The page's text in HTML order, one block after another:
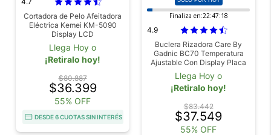
Cortadora de Pelo Afeitadora
Eléctrica Kemei KM-5090
Display LCD
Llega Hoy o
¡Retiralo hoy!
$80.887
$36.399
55% OFF
DESDE 6 CUOTAS SIN INTERÉS
Finaliza en:22:47:17
4.9
Buclera Rizadora Care By
Gadnic BC70 Temperatura
Ajustable Con Display Placa
Cerámica
Llega Hoy o
¡Retiralo hoy!
$83.442
$37.549
55% OFF